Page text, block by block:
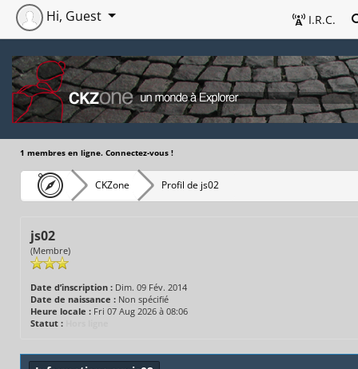
I.R.C.
Hi, Guest
1 membres en ligne. Connectez-vous !
CKZone Profil de js02
js02
(Membre)
Date d’inscription : Dim. 09 Fév. 2014
Date de naissance : Non spécifié
Heure locale : Fri 07 Aug 2026 à 08:06
Statut :